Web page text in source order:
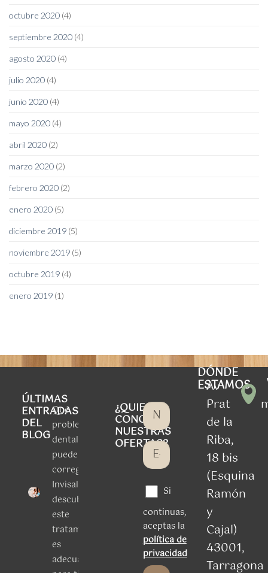
octubre 2020 (4)
septiembre 2020 (4)
agosto 2020 (4)
julio 2020 (4)
junio 2020 (4)
mayo 2020 (4)
abril 2020 (2)
marzo 2020 (2)
febrero 2020 (2)
enero 2020 (5)
diciembre 2019 (5)
noviembre 2019 (5)
octubre 2019 (4)
enero 2019 (1)
ÚLTIMAS
ENTRADAS
DEL
BLOG
Qué
problemas
dentales
puede
corregir
Invisalign:
descubre si
este
tratamiento
es
adecuado
¿QUIERES
CONOCER
NUESTRAS
OFERTAS?
Si
continuas,
aceptas la
política de
privacidad
DÓNDE
ESTAMOS
Av
Prat
de la
Riba,
18 bis
(Esquina
Ramón
y
Cajal)
43001,
Tarragona